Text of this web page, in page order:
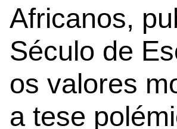
Africanos,
Século de
os valores
a tese